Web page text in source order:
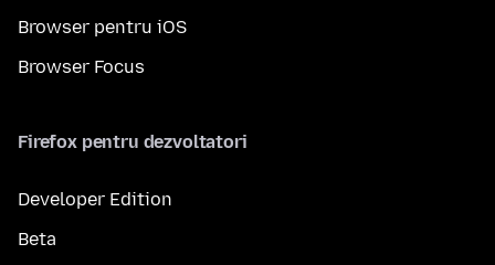
Browser pentru iOS
Browser Focus
Firefox pentru dezvoltatori
Developer Edition
Beta